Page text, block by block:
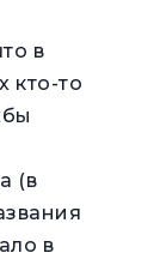
в
кто-то
(в
в